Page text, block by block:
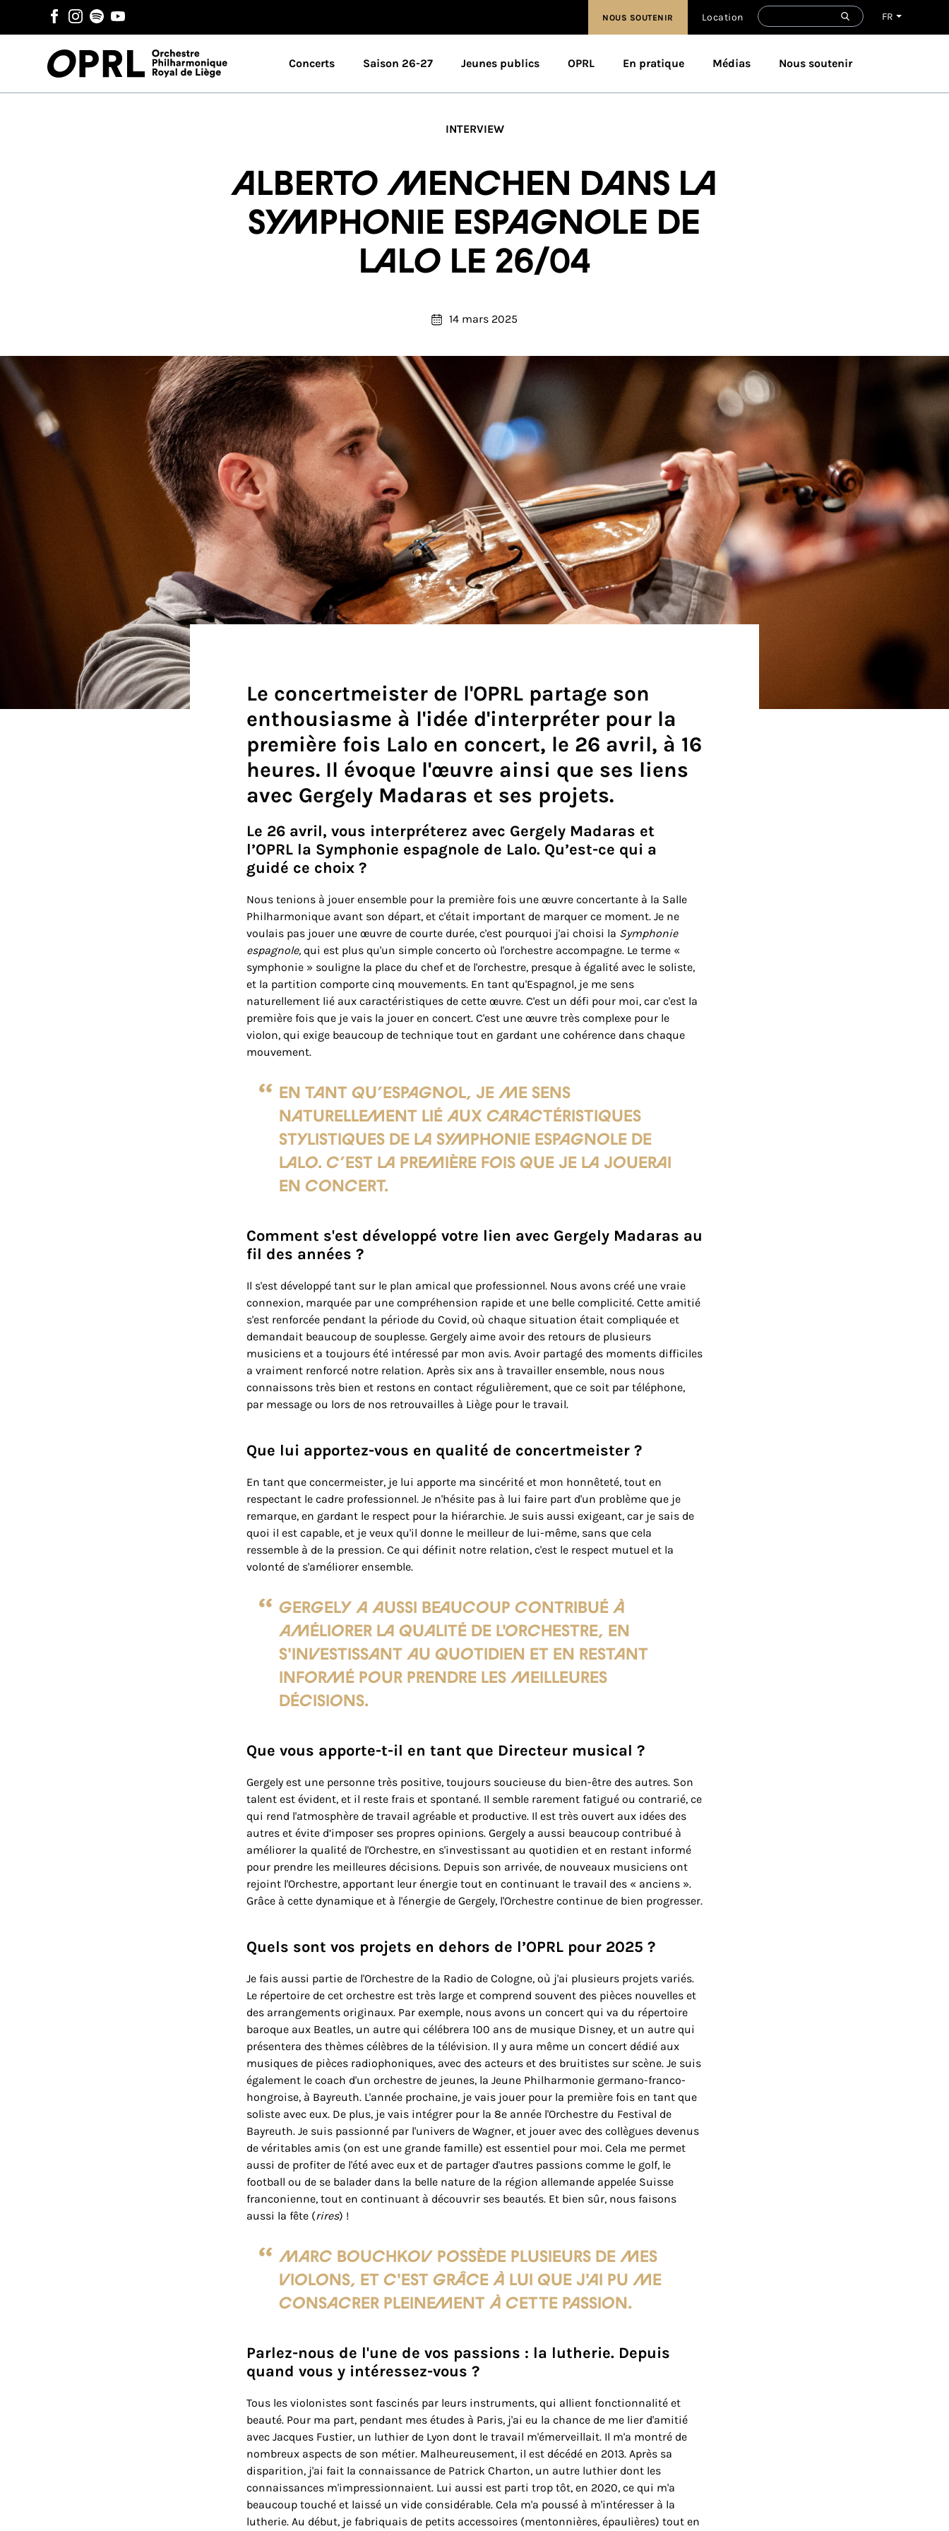
FR
NOUS SOUTENIR Location
Concerts Saison 26-27 Jeunes publics OPRL En pratique Médias Nous soutenir
INTERVIEW
Alberto Menchen dans la
Symphonie espagnole de
Lalo le 26/04
14 mars 2025
Le concertmeister de l'OPRL partage son
enthousiasme à l'idée d'interpréter pour la
première fois Lalo en concert, le 26 avril, à 16
heures. Il évoque l'œuvre ainsi que ses liens
avec Gergely Madaras et ses projets.
Le 26 avril, vous interpréterez avec Gergely Madaras et
l’OPRL la Symphonie espagnole de Lalo. Qu’est-ce qui a
guidé ce choix ?
Nous tenions à jouer ensemble pour la première fois une œuvre concertante à la Salle
Philharmonique avant son départ, et c'était important de marquer ce moment. Je ne
voulais pas jouer une œuvre de courte durée, c'est pourquoi j'ai choisi la Symphonie
espagnole,qui est plus qu'un simple concerto où l'orchestre accompagne. Le terme «
symphonie » souligne la place du chef et de l'orchestre, presque à égalité avec le soliste,
et la partition comporte cinq mouvements. En tant qu'Espagnol, je me sens
naturellement lié aux caractéristiques de cette œuvre. C'est un défi pour moi, car c'est la
première fois que je vais la jouer en concert. C'est une œuvre très complexe pour le
violon, qui exige beaucoup de technique tout en gardant une cohérence dans chaque
mouvement.
En tant qu’Espagnol, je me sens
naturellement lié aux caractéristiques
stylistiques de la Symphonie espagnole de
Lalo. C’est la première fois que je la jouerai
en concert.
Comment s'est développé votre lien avec Gergely Madaras au
fil des années ?
Il s'est développé tant sur le plan amical que professionnel. Nous avons créé une vraie
connexion, marquée par une compréhension rapide et une belle complicité. Cette amitié
s'est renforcée pendant la période du Covid, où chaque situation était compliquée et
demandait beaucoup de souplesse. Gergely aime avoir des retours de plusieurs
musiciens et a toujours été intéressé par mon avis. Avoir partagé des moments difficiles
a vraiment renforcé notre relation. Après six ans à travailler ensemble, nous nous
connaissons très bien et restons en contact régulièrement, que ce soit par téléphone,
par message ou lors de nos retrouvailles à Liège pour le travail.
Que lui apportez-vous en qualité de concertmeister ?
En tant que concermeister, je lui apporte ma sincérité et mon honnêteté, tout en
respectant le cadre professionnel. Je n'hésite pas à lui faire part d'un problème que je
remarque, en gardant le respect pour la hiérarchie. Je suis aussi exigeant, car je sais de
quoi il est capable, et je veux qu'il donne le meilleur de lui-même, sans que cela
ressemble à de la pression. Ce qui définit notre relation, c'est le respect mutuel et la
volonté de s'améliorer ensemble.
Gergely a aussi beaucoup contribué à
améliorer la qualité de l'Orchestre, en
s'investissant au quotidien et en restant
informé pour prendre les meilleures
décisions.
Que vous apporte-t-il en tant que Directeur musical ?
Gergely est une personne très positive, toujours soucieuse du bien-être des autres. Son
talent est évident, et il reste frais et spontané. Il semble rarement fatigué ou contrarié, ce
qui rend l'atmosphère de travail agréable et productive. Il est très ouvert aux idées des
autres et évite d’imposer ses propres opinions. Gergely a aussi beaucoup contribué à
améliorer la qualité de l'Orchestre, en s'investissant au quotidien et en restant informé
pour prendre les meilleures décisions. Depuis son arrivée, de nouveaux musiciens ont
rejoint l'Orchestre, apportant leur énergie tout en continuant le travail des « anciens ».
Grâce à cette dynamique et à l'énergie de Gergely, l'Orchestre continue de bien progresser.
Quels sont vos projets en dehors de l’OPRL pour 2025 ?
Je fais aussi partie de l'Orchestre de la Radio de Cologne, où j'ai plusieurs projets variés.
Le répertoire de cet orchestre est très large et comprend souvent des pièces nouvelles et
des arrangements originaux. Par exemple, nous avons un concert qui va du répertoire
baroque aux Beatles, un autre qui célébrera 100 ans de musique Disney, et un autre qui
présentera des thèmes célèbres de la télévision. Il y aura même un concert dédié aux
musiques de pièces radiophoniques, avec des acteurs et des bruitistes sur scène. Je suis
également le coach d'un orchestre de jeunes, la Jeune Philharmonie germano-franco-
hongroise, à Bayreuth. L'année prochaine, je vais jouer pour la première fois en tant que
soliste avec eux. De plus, je vais intégrer pour la 8e année l'Orchestre du Festival de
Bayreuth. Je suis passionné par l'univers de Wagner, et jouer avec des collègues devenus
de véritables amis (on est une grande famille) est essentiel pour moi. Cela me permet
aussi de profiter de l'été avec eux et de partager d'autres passions comme le golf, le
football ou de se balader dans la belle nature de la région allemande appelée Suisse
franconienne, tout en continuant à découvrir ses beautés. Et bien sûr, nous faisons
aussi la fête (rires) !
Marc Bouchkov possède plusieurs de mes
violons, et c'est grâce à lui que j'ai pu me
consacrer pleinement à cette passion.
Parlez-nous de l'une de vos passions : la lutherie. Depuis
quand vous y intéressez-vous ?
Tous les violonistes sont fascinés par leurs instruments, qui allient fonctionnalité et
beauté. Pour ma part, pendant mes études à Paris, j'ai eu la chance de me lier d'amitié
avec Jacques Fustier, un luthier de Lyon dont le travail m'émerveillait. Il m'a montré de
nombreux aspects de son métier. Malheureusement, il est décédé en 2013. Après sa
disparition, j'ai fait la connaissance de Patrick Charton, un autre luthier dont les
connaissances m'impressionnaient. Lui aussi est parti trop tôt, en 2020, ce qui m'a
beaucoup touché et laissé un vide considérable. Cela m'a poussé à m'intéresser à la
lutherie. Au début, je fabriquais de petits accessoires (mentonnières, épaulières) tout en